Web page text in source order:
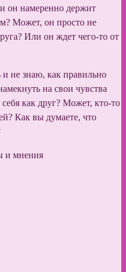
он намеренно держит
Может, он просто не
Или он ждет чего-то от
не знаю, как правильно
на свои чувства
как друг? Может, кто-то
Как вы думаете, что
и мнения